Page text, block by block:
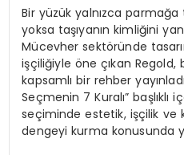
Bir yüzük yalnızca
yoksa taşıyanın kimliğini
Mücevher sektöründe
işçiliğiyle öne çıkan
kapsamlı bir rehber
Seçmenin 7 Kuralı”
seçiminde estetik, işçilik ve
dengeyi kurma konusunda